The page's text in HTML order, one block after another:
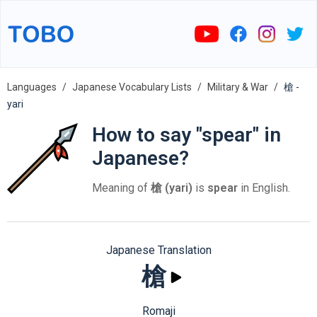
Languages Japanese Vocabulary Lists Military & War
槍 -
yari
How to say "spear" in
Japanese?
Meaning of 槍 (yari) is spear in English.
Japanese Translation
槍
Romaji